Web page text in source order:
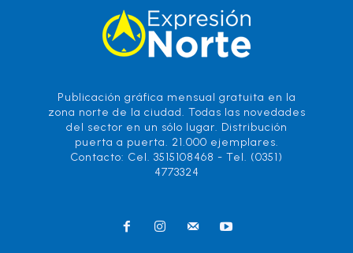
Publicación gráfica mensual gratuita en la
zona norte de la ciudad. Todas las novedades
del sector en un sólo lugar. Distribución
puerta a puerta. 21.000 ejemplares.
Contacto: Cel. 3515108468 - Tel. (0351)
4773324